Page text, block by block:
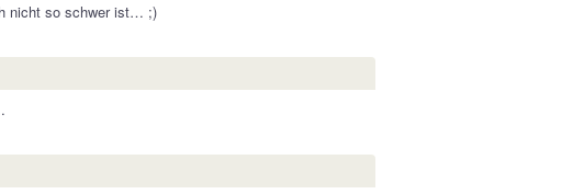
nicht so schwer ist… ;)